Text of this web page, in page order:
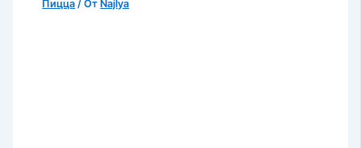
Пицца / От Najlya